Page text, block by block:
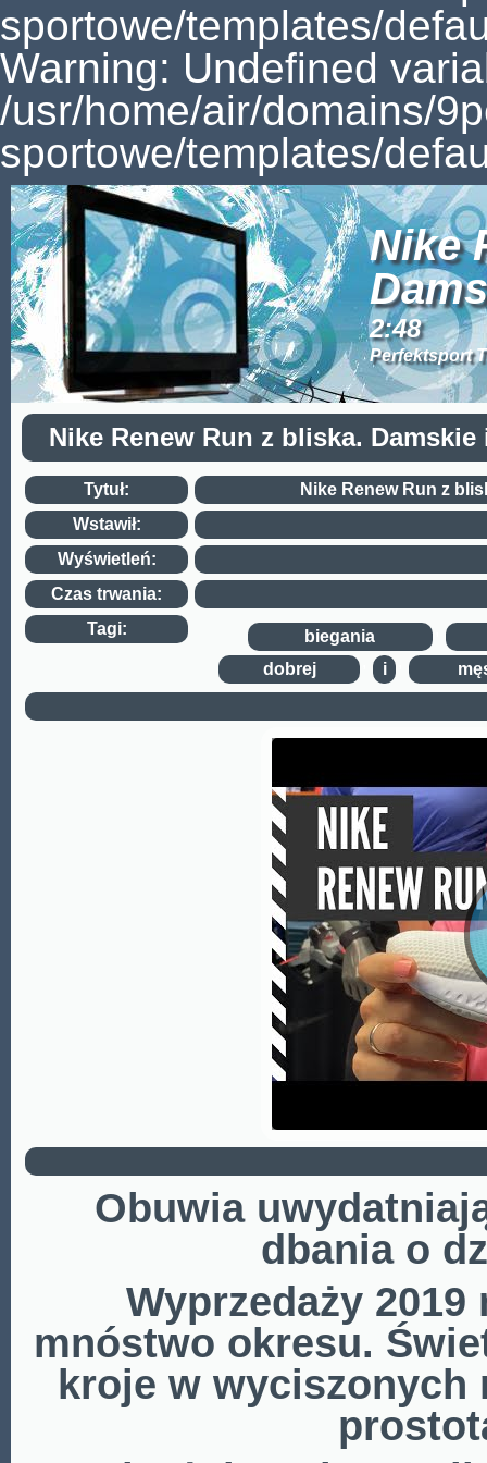
sportowe/templates/
Warning: Undefined
/usr/home/air/domains/
sportowe/templates/
Nike
2:48
Perfektsport
Nike Renew Run z bliska.
Tytuł:
Nike Renew Run z
Wstawił:
Wyświetleń:
Czas trwania:
Tagi:
biegania
dobrej i
Obuwia
dbania o
Wyprzedaży
mnóstwo okresu.
kroje w wyciszonych